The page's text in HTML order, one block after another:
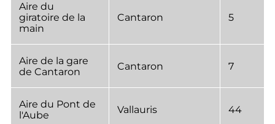
Aire du
giratoire de la
main
Cantaron 5
Aire de la gare
de Cantaron
Cantaron 7
Aire du Pont de
l'Aube
Vallauris 44